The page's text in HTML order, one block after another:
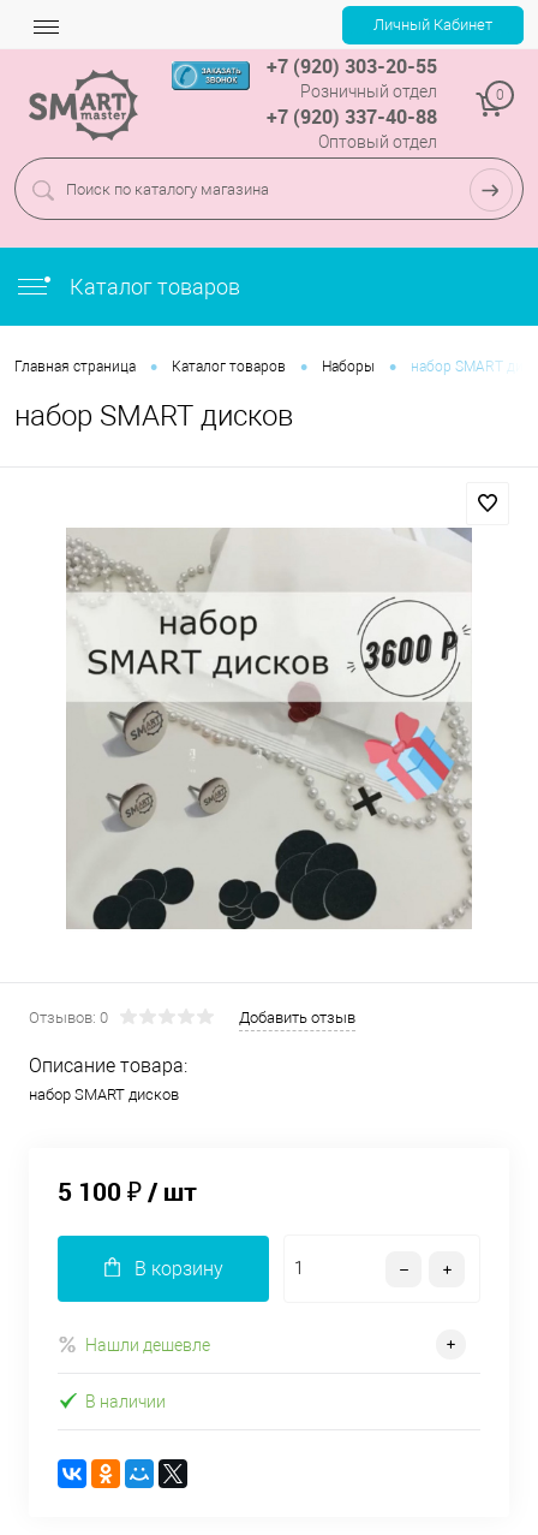
+7 (920) 303-20-55
Розничный отдел
+7 (920) 337-40-88
Оптовый отдел
0
Каталог товаров
Главная страница • Каталог товаров • Наборы • набор SMART
набор SMART дисков
Отзывов: 0 Добавить отзыв
Описание товара:
набор SMART дисков
5 100 ₽/ шт
В корзину
Нашли дешевле
В наличии